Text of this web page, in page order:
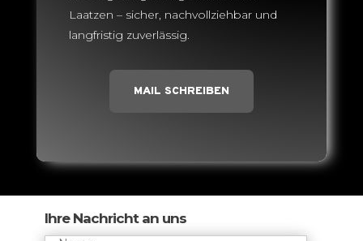
Laatzen – sicher, nachvollziehbar und
langfristig zuverlässig.
MAIL SCHREIBEN
Ihre Nachricht an uns